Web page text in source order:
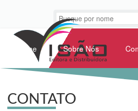
Home Sobre Nós
CONTATO